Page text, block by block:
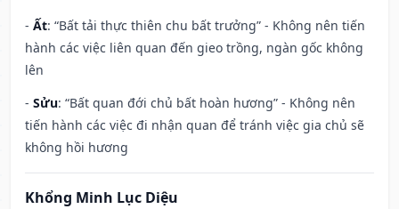
- Ất: “Bất tải thực thiên chu bất trưởng” - Không nên tiến
hành các việc liên quan đến gieo trồng, ngàn gốc không
lên
- Sửu: “Bất quan đới chủ bất hoàn hương” - Không nên
tiến hành các việc đi nhận quan để tránh việc gia chủ sẽ
không hồi hương
Khổng Minh Lục Diệu